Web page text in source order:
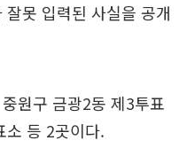
못 입력된 사실을 공개
원구 금광2동 제3투표
소 등 2곳이다.